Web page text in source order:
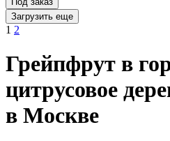
Загрузить еще
1 2
Грейпфрут в
цитрусовое
в Москве